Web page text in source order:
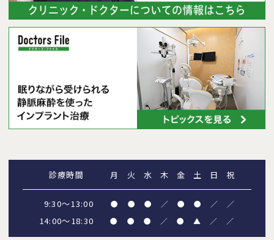
診療時間 月 火 水 木 金 土 日 祝
9:30～13:00 ● ● ● ／ ● ● ／ ／
14:00～18:30 ● ● ● ／ ● ▲ ／ ／